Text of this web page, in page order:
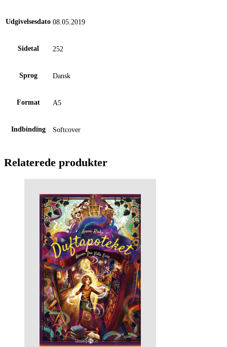
Udgivelsesdato 08.05.2019
Sidetal 252
Sprog Dansk
Format A5
Indbinding Softcover
Relaterede produkter